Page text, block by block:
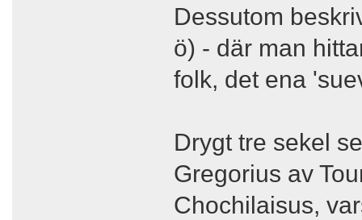
Dessutom
ö) - där man
folk, det ena
Drygt tre sekel
Gregorius av
Chochilaisus,